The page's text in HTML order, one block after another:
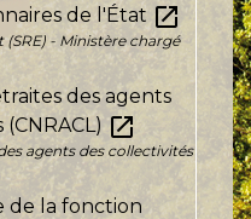
de l'État open_in_new
(SRE) - Ministère chargé
des agents
open_in_new
agents des collectivités
de la fonction